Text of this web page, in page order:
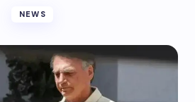
NEWS